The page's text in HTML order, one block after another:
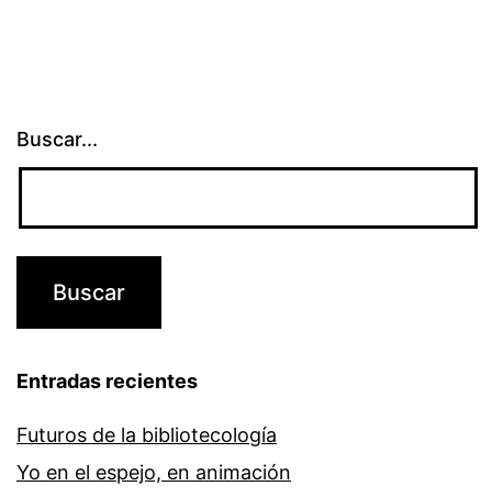
Buscar...
Entradas recientes
Futuros de la bibliotecología
Yo en el espejo, en animación